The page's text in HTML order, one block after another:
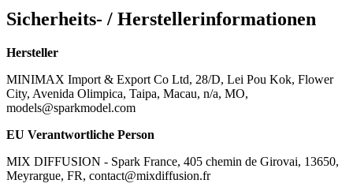
Sicherheits- / Herstellerinformationen
Hersteller
MINIMAX Import & Export Co Ltd, 28/D, Lei Pou Kok, Flower
City, Avenida Olimpica, Taipa, Macau, n/a, MO,
models@sparkmodel.com
EU Verantwortliche Person
MIX DIFFUSION - Spark France, 405 chemin de Girovai, 13650,
Meyrargue, FR, contact@mixdiffusion.fr